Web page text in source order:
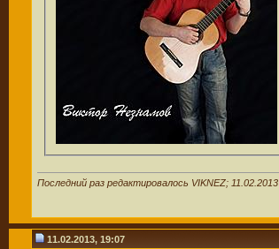
Последний раз редактировалось VIKNEZ;
11.02.2013, 19:07